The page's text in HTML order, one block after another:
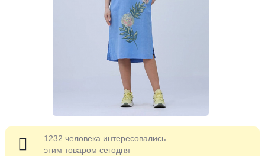
1232 человека интересовались
этим товаром сегодня